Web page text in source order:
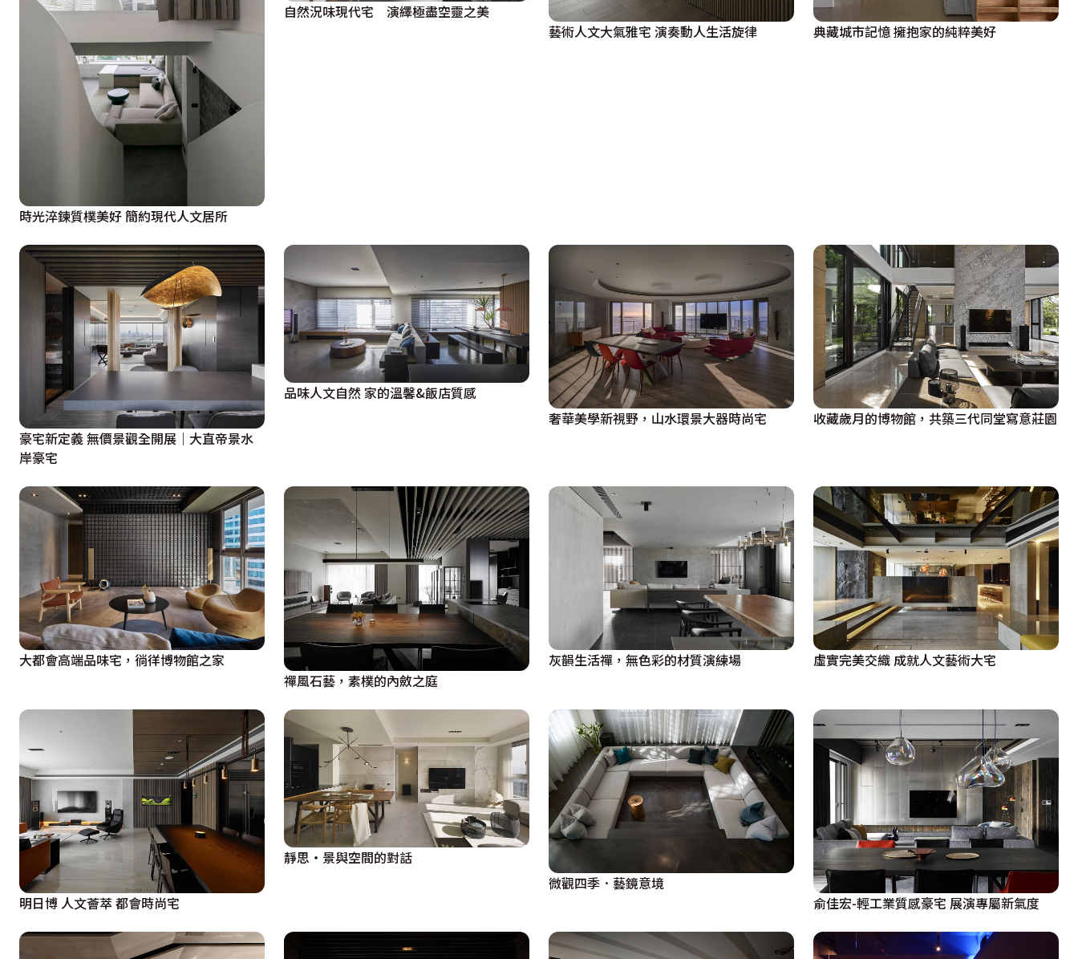
時光淬鍊質樸美好 簡約現代人文居所
自然況味現代宅 演繹極盡空靈之美
藝術人文大氣雅宅 演奏動人生活旋律
典藏城市記憶 擁抱家的純粹美好
豪宅新定義 無價景觀全開展｜大直帝景水
岸豪宅
品味人文自然 家的溫馨&飯店質感
奢華美學新視野，山水環景大器時尚宅
收藏歲月的博物館，共築三代同堂寫意莊園
大都會高端品味宅，徜徉博物館之家
禪風石藝，素樸的內斂之庭
灰韻生活禪，無色彩的材質演練場 虛實完美交織 成就人文藝術大宅
明日博 人文薈萃 都會時尚宅
靜思‧景與空間的對話
微觀四季．藝鏡意境
俞佳宏-輕工業質感豪宅 展演專屬新氣度